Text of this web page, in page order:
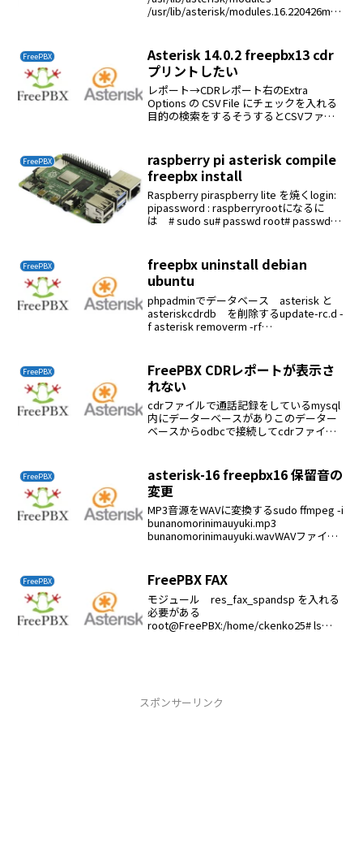
/usr/lib/asterisk/modules.16.220426mak
FreePBX
Asterisk 14.0.2 freepbx13 cdr
プリントしたい
レポート→CDRレポート右のExtra
Options の CSV File にチェックを入れる
目的の検索をするそうするとCSVファイ
が表示されるこれを...
FreePBX
raspberry pi asterisk compile
freepbx install
Raspberry piraspberry lite を焼くlogin:
pipassword : raspberryrootになるに
は # sudo su# passwd root# passwd
FreePBX
freepbx uninstall debian
ubuntu
phpadminでデータベース asterisk と
asteriskcdrdb を削除するupdate-rc.d -
f asterisk removerm -rf
FreePBX
FreePBX CDRレポートが表示さ
れない
cdrファイルで通話記録をしているmysql
内にデーターベースがありこのデーター
ベースからodbcで接続してcdrファイル
/etc/odbcinst.iniDescripti...
FreePBX
asterisk-16 freepbx16 保留音の
変更
MP3音源をWAVに変換するsudo ffmpeg -i
bunanomorinimauyuki.mp3
bunanomorinimauyuki.wavWAVファイル
FreePBX FreePBX FAX
モジュール res_fax_spandsp を入れる
必要がある
root@FreePBX:/home/ckenko25# ls
スポンサーリンク